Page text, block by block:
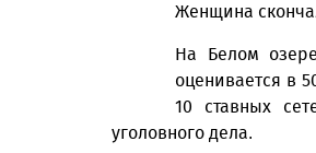
Женщина
На Белом
оценивается в
10 ставных
уголовного дела.